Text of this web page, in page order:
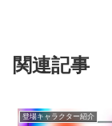
関連記事
登場キャラクター紹介